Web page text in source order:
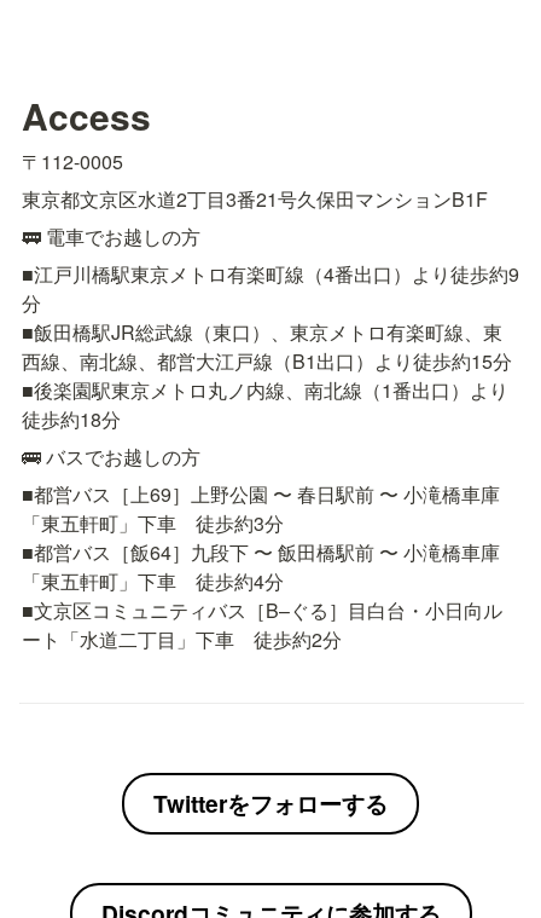
Access
〒112-0005
東京都文京区水道2丁目3番21号久保田マンションB1F
🚃 電車でお越しの方
■江戸川橋駅東京メトロ有楽町線（4番出口）より徒歩約9
分
■飯田橋駅JR総武線（東口）、東京メトロ有楽町線、東
西線、南北線、都営大江戸線（B1出口）より徒歩約15分
■後楽園駅東京メトロ丸ノ内線、南北線（1番出口）より
徒歩約18分
🚌 バスでお越しの方
■都営バス［上69］上野公園 〜 春日駅前 〜 小滝橋車庫
「東五軒町」下車　徒歩約3分
■都営バス［飯64］九段下 〜 飯田橋駅前 〜 小滝橋車庫
「東五軒町」下車　徒歩約4分
■文京区コミュニティバス［B–ぐる］目白台・小日向ル
ート「水道二丁目」下車　徒歩約2分
Twitterをフォローする